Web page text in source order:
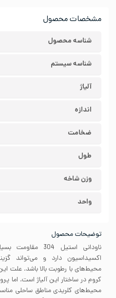
مشخصات محصول
شناسه محصول
شناسه سیستم
آلیاژ
اندازه
ضخامت
طول
وزن شاخه
واحد
توضیحات محصول
ناودانی استیل
اکسیداسیون دارد و می‌تواند
محیط‌های با رطوبت بالا باشد. علت
محیط‌های کلریدی مناطق ساحلی